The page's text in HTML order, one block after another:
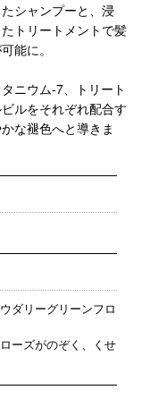
シャンプーと、浸
トリートメントで髪
能に。
ニウム-7、トリート
ルをそれぞれ配合す
な褪色へと導きま
ダリーグリーンフロ
ーズがのぞく、くせ